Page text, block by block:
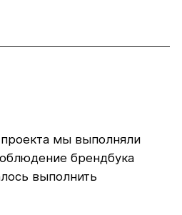
проекта мы выполняли
брендбука
выполнить